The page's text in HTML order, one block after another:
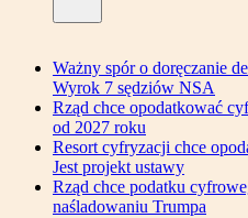
Ważny spór o doręczanie
Wyrok 7 sędziów NSA
Rząd chce opodatkować
od 2027 roku
Resort cyfryzacji chce
Jest projekt ustawy
Rząd chce podatku
naśladowaniu Trumpa